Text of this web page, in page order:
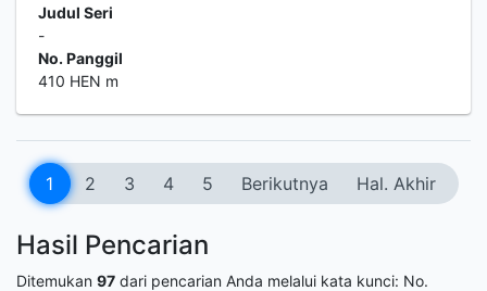
Judul Seri
-
No. Panggil
410 HEN m
1 2 3 4 5 Berikutnya Hal. Akhir
Hasil Pencarian
Ditemukan 97 dari pencarian Anda melalui kata kunci: No.